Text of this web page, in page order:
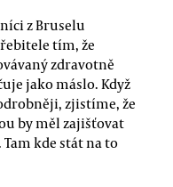
z Bruselu
tím, že
zdravotně
jako máslo. Když
zjistíme, že
by měl zajišťovat
kde stát na to